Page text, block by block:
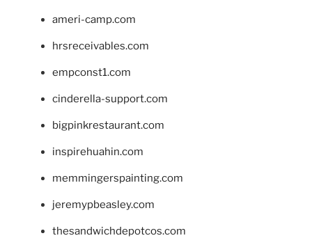
ameri-camp.com
hrsreceivables.com
empconst1.com
cinderella-support.com
bigpinkrestaurant.com
inspirehuahin.com
memmingerspainting.com
jeremypbeasley.com
thesandwichdepotcos.com